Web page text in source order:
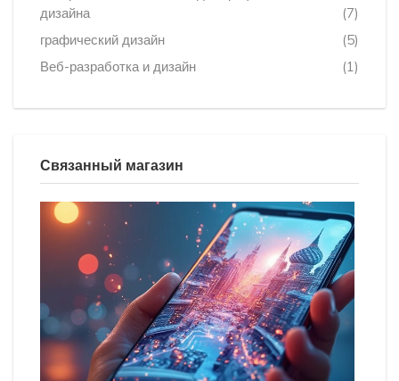
дизайна
(7)
графический дизайн
(5)
Веб-разработка и дизайн
(1)
Связанный магазин